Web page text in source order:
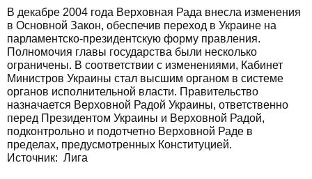
В декабре 2004 года Верховная Рада внесла изменения
в Основной Закон, обеспечив переход в Украине на
парламентско-президентскую форму правления.
Полномочия главы государства были несколько
ограничены. В соответствии с изменениями, Кабинет
Министров Украины стал высшим органом в системе
органов исполнительной власти. Правительство
назначается Верховной Радой Украины, ответственно
перед Президентом Украины и Верховной Радой,
подконтрольно и подотчетно Верховной Раде в
пределах, предусмотренных Конституцией.
Источник: Лига